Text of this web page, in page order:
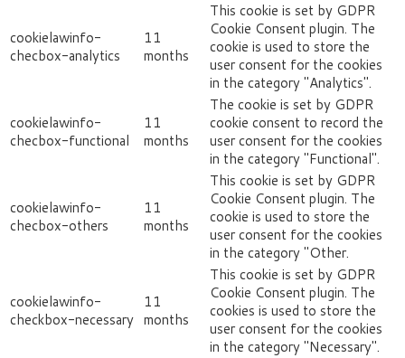
cookielawinfo-
checbox-analytics
11
months
This cookie is set by GDPR
Cookie Consent plugin. The
cookie is used to store the
user consent for the cookies
in the category "Analytics".
cookielawinfo-
checbox-functional
11
months
The cookie is set by GDPR
cookie consent to record the
user consent for the cookies
in the category "Functional".
cookielawinfo-
checbox-others
11
months
This cookie is set by GDPR
Cookie Consent plugin. The
cookie is used to store the
user consent for the cookies
in the category "Other.
cookielawinfo-
checkbox-necessary
11
months
This cookie is set by GDPR
Cookie Consent plugin. The
cookies is used to store the
user consent for the cookies
in the category "Necessary".